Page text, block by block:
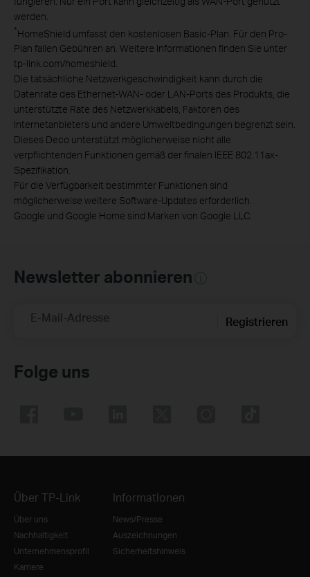
werden.
*HomeShield umfasst den kostenlosen Basic-Plan. Für den Pro-
Plan fallen Gebühren an. Weitere Informationen finden Sie unter
tp-link.com/homeshield.
Die tatsächliche Netzwerkgeschwindigkeit kann durch die
Datenrate des Ethernet-WAN- oder LAN-Ports des Produkts, die
unterstützte Rate des Netzwerkkabels, Faktoren des
Internetanbieters und andere Umweltbedingungen begrenzt sein.
Dieses Deco unterstützt möglicherweise nicht alle
verpflichtenden Funktionen gemäß der finalen IEEE 802.11ax-
Spezifikation.
Für die Verfügbarkeit bestimmter Funktionen sind
möglicherweise weitere Software-Updates erforderlich.
Google und Google Home sind Marken von Google LLC.
Newsletter abonnieren
E-Mail-Adresse Registrieren
Folge uns
Über TP-Link
Über uns
Nachhaltigkeit
Unternehmensprofil
Karriere
Informationen
News/Presse
Auszeichnungen
Sicherheitshinweis